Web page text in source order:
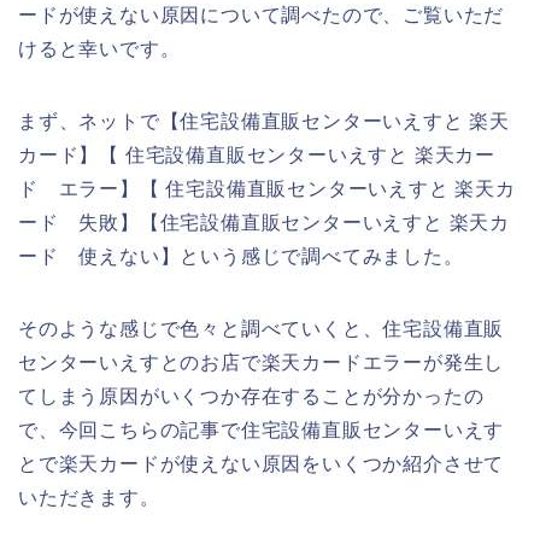
ードが使えない原因について調べたので、ご覧いただ
けると幸いです。
まず、ネットで【住宅設備直販センターいえすと 楽天
カード】【 住宅設備直販センターいえすと 楽天カー
ド エラー】【 住宅設備直販センターいえすと 楽天カ
ード 失敗】【住宅設備直販センターいえすと 楽天カ
ード 使えない】という感じで調べてみました。
そのような感じで色々と調べていくと、住宅設備直販
センターいえすとのお店で楽天カードエラーが発生し
てしまう原因がいくつか存在することが分かったの
で、今回こちらの記事で住宅設備直販センターいえす
とで楽天カードが使えない原因をいくつか紹介させて
いただきます。